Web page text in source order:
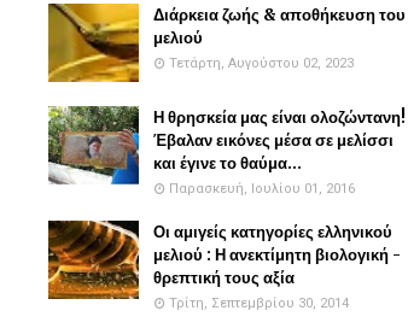
Διάρκεια ζωής & αποθήκευση του
μελιού
Τετάρτη, Αυγούστου 02, 2023
Η θρησκεία μας είναι ολοζώντανη!
Έβαλαν εικόνες μέσα σε μελίσσι
και έγινε το θαύμα...
Παρασκευή, Ιουλίου 01, 2016
Οι αμιγείς κατηγορίες ελληνικού
μελιού : Η ανεκτίμητη βιολογική -
θρεπτική τους αξία
Τρίτη, Σεπτεμβρίου 30, 2014